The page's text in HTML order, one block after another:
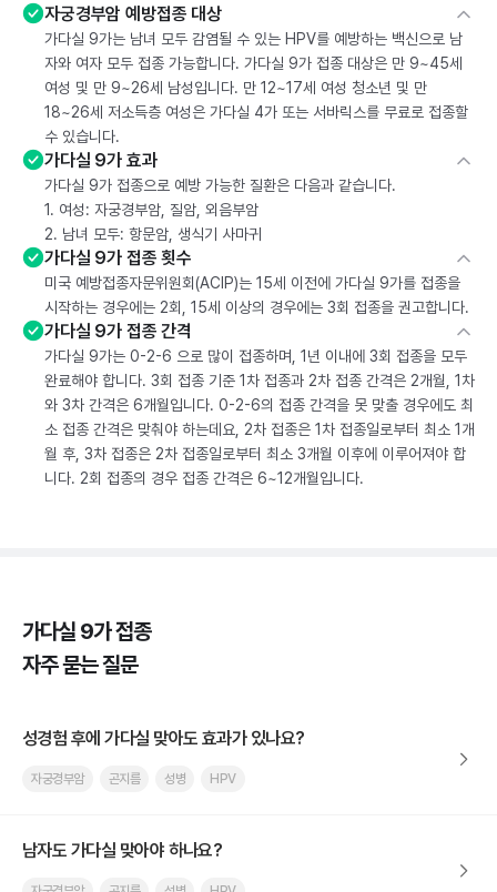
자궁경부암 예방접종 대상
가다실 9가는 남녀 모두 감염될 수 있는 HPV를 예방하는 백신으로 남
자와 여자 모두 접종 가능합니다. 가다실 9가 접종 대상은 만 9~45세
여성 및 만 9~26세 남성입니다. 만 12~17세 여성 청소년 및 만
18~26세 저소득층 여성은 가다실 4가 또는 서바릭스를 무료로 접종할
수 있습니다.
가다실 9가 효과
가다실 9가 접종으로 예방 가능한 질환은 다음과 같습니다.
1. 여성: 자궁경부암, 질암, 외음부암
2. 남녀 모두: 항문암, 생식기 사마귀
가다실 9가 접종 횟수
미국 예방접종자문위원회(ACIP)는 15세 이전에 가다실 9가를 접종을
시작하는 경우에는 2회, 15세 이상의 경우에는 3회 접종을 권고합니다.
가다실 9가 접종 간격
가다실 9가는 0-2-6 으로 많이 접종하며, 1년 이내에 3회 접종을 모두
완료해야 합니다. 3회 접종 기준 1차 접종과 2차 접종 간격은 2개월, 1차
와 3차 간격은 6개월입니다. 0-2-6의 접종 간격을 못 맞출 경우에도 최
소 접종 간격은 맞춰야 하는데요, 2차 접종은 1차 접종일로부터 최소 1개
월 후, 3차 접종은 2차 접종일로부터 최소 3개월 이후에 이루어져야 합
니다. 2회 접종의 경우 접종 간격은 6~12개월입니다.
가다실 9가 접종
자주 묻는 질문
성경험 후에 가다실 맞아도 효과가 있나요?
자궁경부암 곤지름 성병 HPV
남자도 가다실 맞아야 하나요?